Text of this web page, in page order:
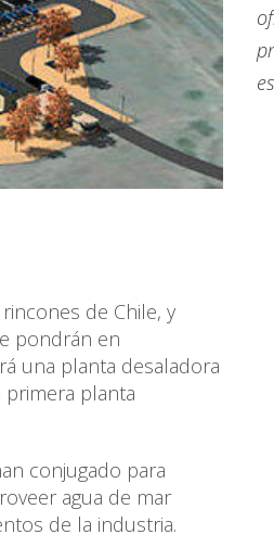
de Chile, y
pondrán en
una planta desaladora
primera planta
conjugado para
agua de mar
de la industria.